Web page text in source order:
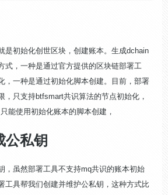
是初始化创世区块，创建账本。生成dchain
式，一种是通过官方提供的区块链部署工
，一种是通过初始化脚本创建。目前，部署
，只支持btfsmart共识算法的节点初始化，
能使用初始化账本的脚本创建，
公私钥
，虽然部署工具不支持mq共识的账本初始
工具帮我们创建并维护公私钥，这种方式比